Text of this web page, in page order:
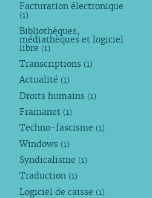
Facturation électronique
(1)
Bibliothèques,
médiathèques et logiciel
libre (1)
Transcriptions (1)
Actualité (1)
Droits humains (1)
Framanet (1)
Techno-fascisme (1)
Windows (1)
Syndicalisme (1)
Traduction (1)
Logiciel de caisse (1)